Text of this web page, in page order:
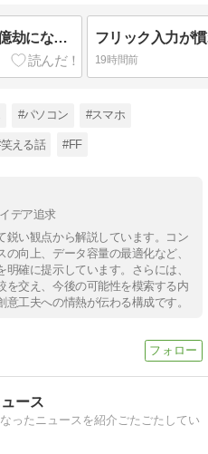
据置きゲームを起動するのが億劫になるとは思わなかった 今ってPCゲーやソシャゲが気軽すぎるんだよな…
19時間前
#パソコン #スマホ
える話 #FF
デア追求
鋭い観点から解説しています。コン
向上、データ容量の最適化など、
確に提示しています。さらには、
を交え、今後の可能性を模索する内
工夫への情熱が伝わる構成です。
ース
ったニュースを紹介ごたごたしてい